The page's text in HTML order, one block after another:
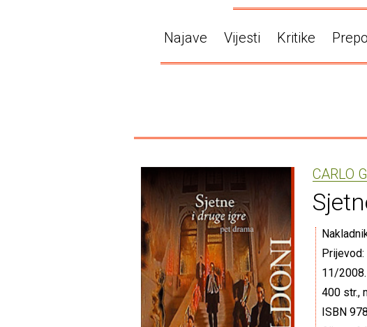
Najave Vijesti Kritike
CARLO
Prijevod:
11/2008.
400 str.,
ISBN